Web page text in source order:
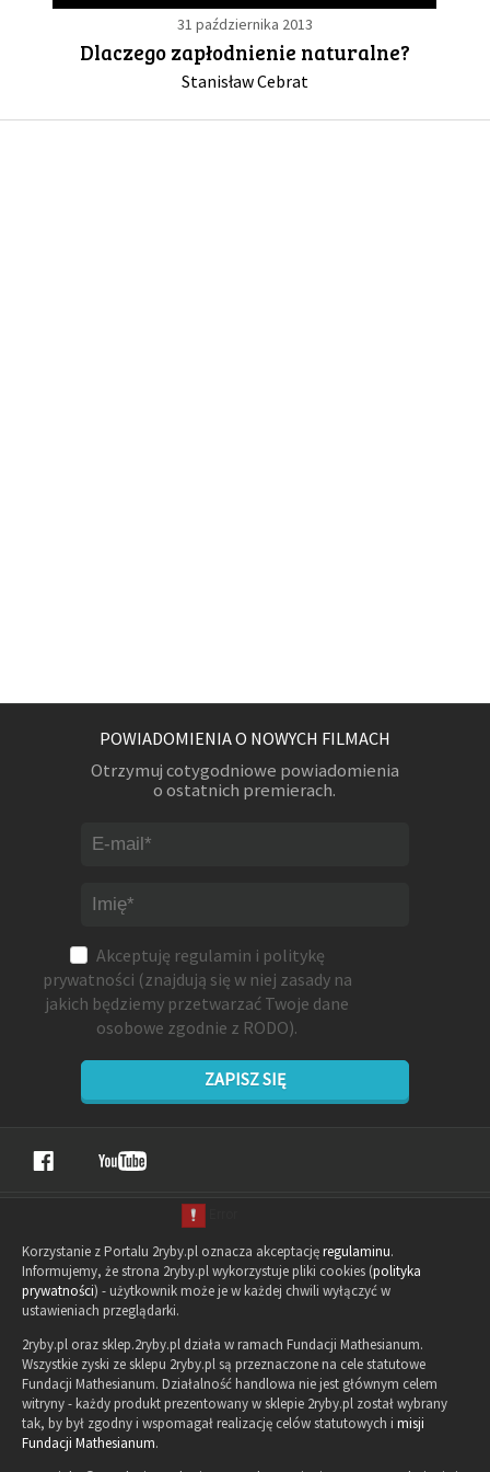
GALERIA
DRUŻYNA
31 października 2013
Dlaczego zapłodnienie naturalne?
Stanisław Cebrat
POWIADOMIENIA O NOWYCH FILMACH
Otrzymuj cotygodniowe powiadomienia
o ostatnich premierach.
Akceptuję regulamin i politykę
prywatności (znajdują się w niej zasady na
jakich będziemy przetwarzać Twoje dane
osobowe zgodnie z RODO).
ZAPISZ SIĘ
Korzystanie z Portalu 2ryby.pl oznacza akceptacjęregulaminu.
Informujemy, że strona 2ryby.pl wykorzystuje pliki cookies (polityka
prywatności) - użytkownik może je w każdej chwili wyłączyć w
ustawieniach przeglądarki.
2ryby.pl oraz sklep.2ryby.pl działa w ramach Fundacji Mathesianum.
Wszystkie zyski ze sklepu 2ryby.pl są przeznaczone na cele statutowe
Fundacji Mathesianum. Działalność handlowa nie jest głównym celem
witryny - każdy produkt prezentowany w sklepie 2ryby.pl został wybrany
tak, by był zgodny i wspomagał realizację celów statutowych i misji
Fundacji Mathesianum.